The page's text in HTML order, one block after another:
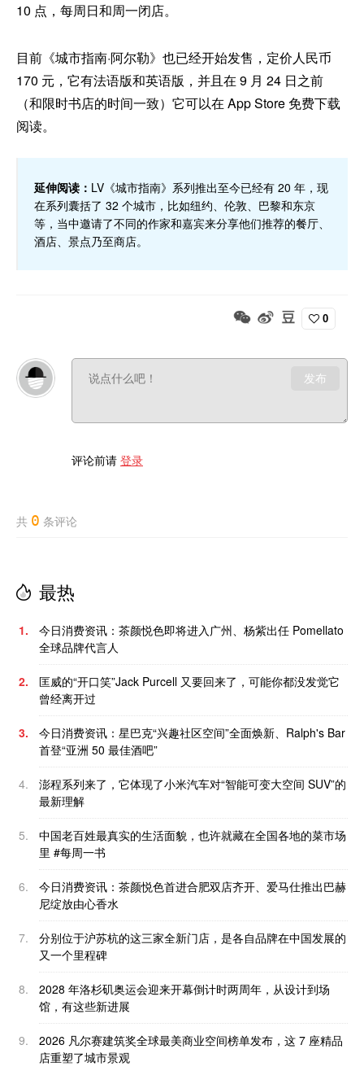
10 点，每周日和周一闭店。
目前《城市指南·阿尔勒》也已经开始发售，定价人民币
170 元，它有法语版和英语版，并且在 9 月 24 日之前
（和限时书店的时间一致）它可以在 App Store 免费下载
阅读。
延伸阅读： LV《城市指南》系列推出至今已经有 20 年，现
在系列囊括了 32 个城市，比如纽约、伦敦、巴黎和东京
等，当中邀请了不同的作家和嘉宾来分享他们推荐的餐厅、
酒店、景点乃至商店。
0
发布
评论前请 登录
共 0 条评论
最热
1.
今日消费资讯：茶颜悦色即将进入广州、杨紫出任 Pomellato
全球品牌代言人
2.
匡威的“开口笑”Jack Purcell 又要回来了，可能你都没发觉它
曾经离开过
3.
今日消费资讯：星巴克“兴趣社区空间”全面焕新、Ralph's Bar
首登“亚洲 50 最佳酒吧”
4.
澎程系列来了，它体现了小米汽车对“智能可变大空间 SUV”的
最新理解
5.
中国老百姓最真实的生活面貌，也许就藏在全国各地的菜市场
里 #每周一书
6.
今日消费资讯：茶颜悦色首进合肥双店齐开、爱马仕推出巴赫
尼绽放由心香水
7.
分别位于沪苏杭的这三家全新门店，是各自品牌在中国发展的
又一个里程碑
8.
2028 年洛杉矶奥运会迎来开幕倒计时两周年，从设计到场
馆，有这些新进展
9.
2026 凡尔赛建筑奖全球最美商业空间榜单发布，这 7 座精品
店重塑了城市景观